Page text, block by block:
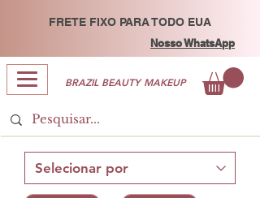
FRETE FIXO PARA TODO EUA
Nosso WhatsApp
BRAZIL BEAUTY MAKEUP